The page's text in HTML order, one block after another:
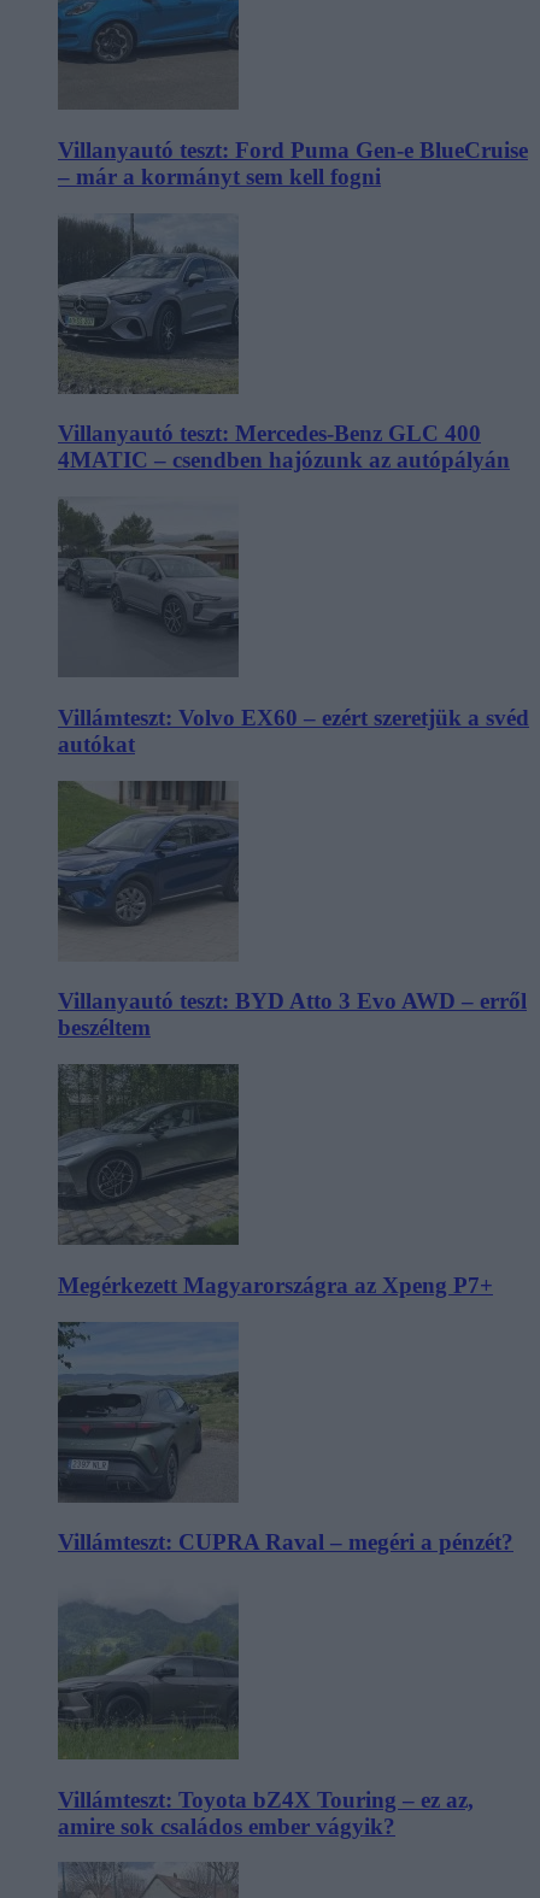
Villanyautó teszt: Ford Puma Gen-e BlueCruise
– már a kormányt sem kell fogni
Villanyautó teszt: Mercedes-Benz GLC 400
4MATIC – csendben hajózunk az autópályán
Villámteszt: Volvo EX60 – ezért szeretjük a svéd
autókat
Villanyautó teszt: BYD Atto 3 Evo AWD – erről
beszéltem
Megérkezett Magyarországra az Xpeng P7+
Villámteszt: CUPRA Raval – megéri a pénzét?
Villámteszt: Toyota bZ4X Touring – ez az,
amire sok családos ember vágyik?